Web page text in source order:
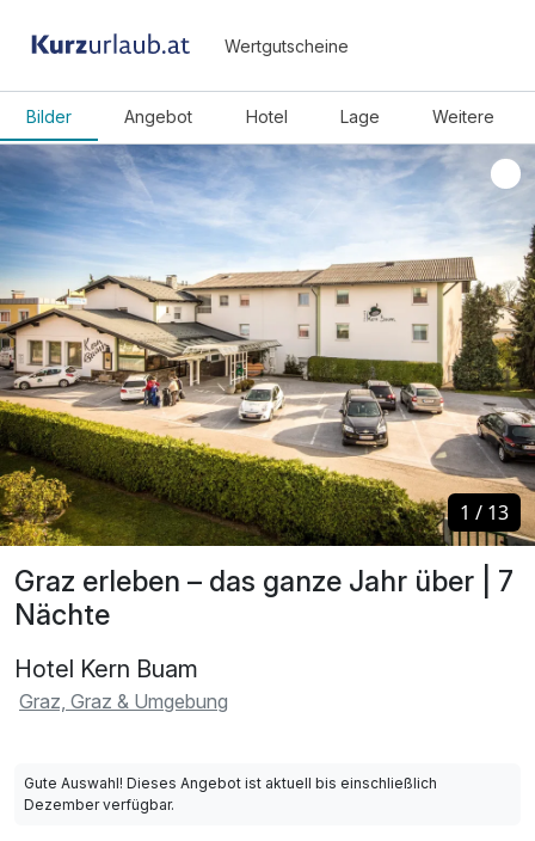
Wertgutscheine
Bilder Angebot Hotel Lage Weitere
Graz erleben – das ganze Jahr über | 7
Nächte
Hotel Kern Buam
Graz, Graz & Umgebung
1 / 13
1 / 13
Gute Auswahl! Dieses Angebot ist aktuell bis einschließlich
Dezember verfügbar.